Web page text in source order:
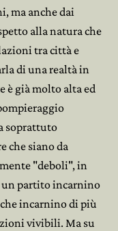
ma anche dai
alla natura che
tra città e
di una realtà in
è già molto alta ed
soprattuto
che siano da
"deboli", in
un partito incarnino
incarnino di più
vivibili. Ma su